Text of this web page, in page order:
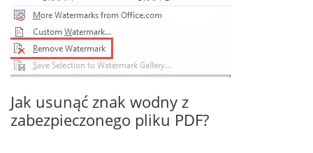
Jak usunąć znak wodny z
zabezpieczonego pliku PDF?